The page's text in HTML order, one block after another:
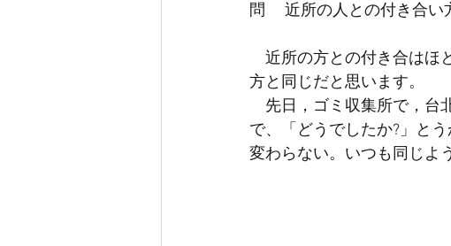
有料老人ホーム サービス付き高齢者
問　 近所の人との付き合い
近所の方との付き合はほ
方と同じだと思います。
先日，ゴミ収集所で，台
で、「どうでしたか?」と
変わらない。いつも同じよ